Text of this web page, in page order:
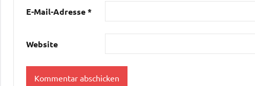
E-Mail-Adresse*
Website